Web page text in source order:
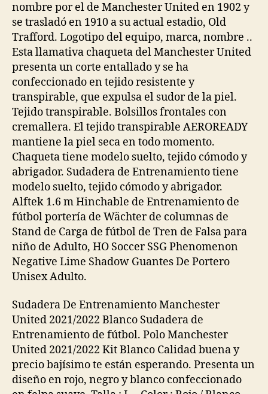
nombre por el de Manchester United en 1902 y
se trasladó en 1910 a su actual estadio, Old
Trafford. Logotipo del equipo, marca, nombre ..
Esta llamativa chaqueta del Manchester United
presenta un corte entallado y se ha
confeccionado en tejido resistente y
transpirable, que expulsa el sudor de la piel.
Tejido transpirable. Bolsillos frontales con
cremallera. El tejido transpirable AEROREADY
mantiene la piel seca en todo momento.
Chaqueta tiene modelo suelto, tejido cómodo y
abrigador. Sudadera de Entrenamiento tiene
modelo suelto, tejido cómodo y abrigador.
Alftek 1.6 m Hinchable de Entrenamiento de
fútbol portería de Wächter de columnas de
Stand de Carga de fútbol de Tren de Falsa para
niño de Adulto, HO Soccer SSG Phenomenon
Negative Lime Shadow Guantes De Portero
Unisex Adulto.
Sudadera De Entrenamiento Manchester
United 2021/2022 Blanco Sudadera de
Entrenamiento de fútbol. Polo Manchester
United 2021/2022 Kit Blanco Calidad buena y
precio bajísimo te están esperando. Presenta un
diseño en rojo, negro y blanco confeccionado